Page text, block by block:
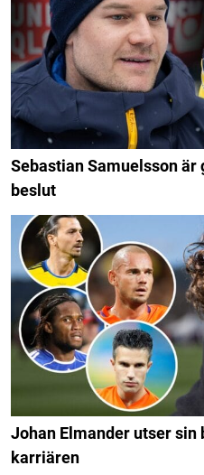
Sebastian Samuelsson är
beslut
Johan Elmander utser
karriären